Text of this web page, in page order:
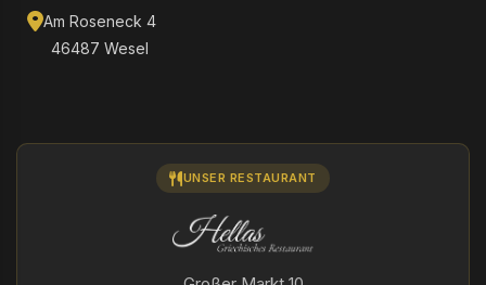
Am Roseneck 4
46487 Wesel
UNSER RESTAURANT